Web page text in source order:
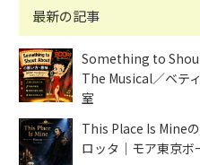
最新の記事
Something to
The Musical／ベテ
室
This Place Is Mine
ロッタ｜モア東京ボ